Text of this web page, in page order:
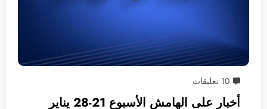
10 تعليقات
أخبار على الهامش الأسبوع 21-28 يناير